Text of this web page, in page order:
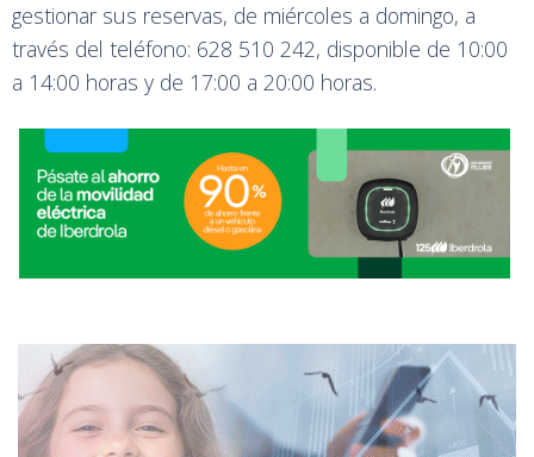
gestionar sus reservas, de miércoles a domingo, a
través del teléfono: 628 510 242, disponible de 10:00
a 14:00 horas y de 17:00 a 20:00 horas.